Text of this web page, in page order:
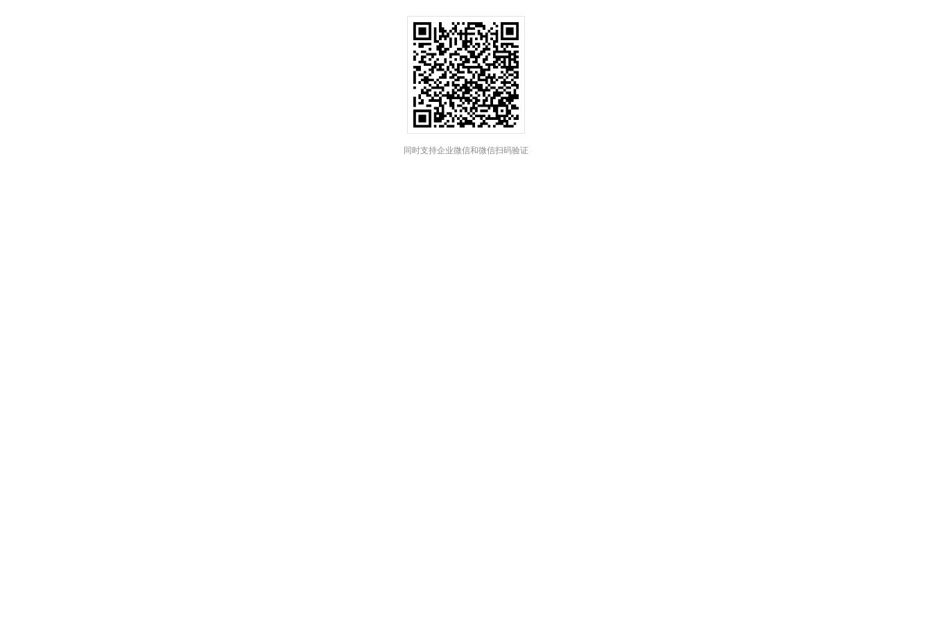
同时支持企业微信和微信扫码验证